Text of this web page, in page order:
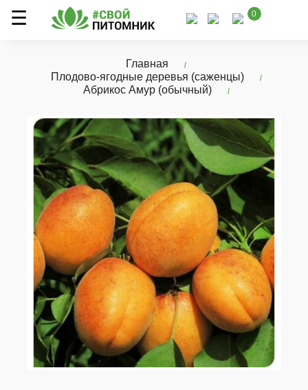
0
Главная
Плодово-ягодные деревья (саженцы)
Абрикос Амур (обычный)